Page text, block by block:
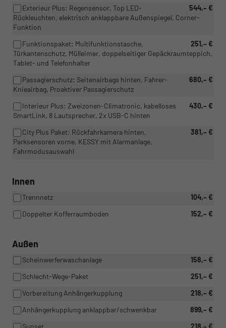
544,– €
Exterieur Plus: Regensensor, Top LED-
Rückleuchten, elektrisch anklappbare Außenspiegel, Corner-
Funktion
251,– €
Funktionspaket: Multifunktionstasche,
Türkantenschutz, Mülleimer, doppelseitiger Gepäckraumteppich,
Tablet- und Telefonhalter
680,– €
Passagierschutz: Seitenairbags hinten, Fahrer-
Knieairbag, Proaktiver Passagierschutz
430,– €
Interieur Plus: Zweizonen-Climatronic, kabelloses
SmartLink, 8 Lautsprecher, 2x USB-C hinten
381,– €
City Plus Paket: Rückfahrkamera hinten,
Parksensoren vorne, KESSY mit Alarmanlage,
Fahrmodusauswahl
Innen
104,– €
Trennnetz
152,– €
Doppelter Kofferraumboden
Außen
158,– €
Scheinwerferwaschanlage
251,– €
Schlecht-Wege-Paket
218,– €
Vorbereitung Anhängerkupplung
899,– €
Anhängerkupplung anklappbar/schwenkbar